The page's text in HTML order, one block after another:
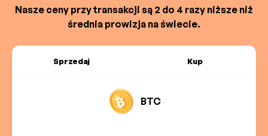
Nasze ceny przy transakcji są 2 do 4 razy niższe niż
średnia prowizja na świecie.
Sprzedaj Kup
BTC